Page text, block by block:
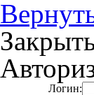
Логин: